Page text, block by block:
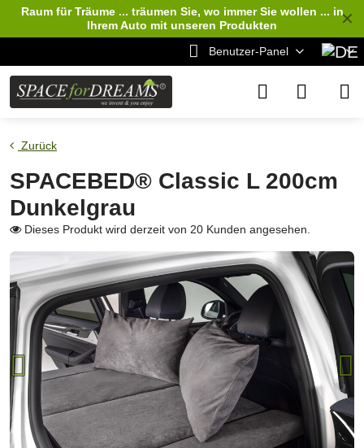
✕
Raum für Träume ... träumen Sie, wo immer Sie wollen ... in
Ihrem Auto mit unseren Produkten
Benutzer-Panel
Zurück
SPACEBED® Classic L 200cm
Dunkelgrau
Dieses Produkt wird derzeit von 20 Kunden angesehen.